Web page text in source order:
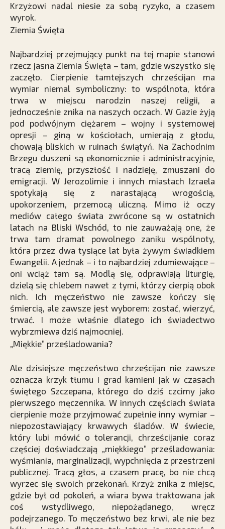
Krzyżowi nadal niesie za sobą ryzyko, a czasem
wyrok.
Ziemia Święta
Najbardziej przejmujący punkt na tej mapie stanowi
rzecz jasna Ziemia Święta – tam, gdzie wszystko się
zaczęło. Cierpienie tamtejszych chrześcijan ma
wymiar niemal symboliczny: to wspólnota, która
trwa w miejscu narodzin naszej religii, a
jednocześnie znika na naszych oczach. W Gazie żyją
pod podwójnym ciężarem – wojny i systemowej
opresji – giną w kościołach, umierają z głodu,
chowają bliskich w ruinach świątyń. Na Zachodnim
Brzegu duszeni są ekonomicznie i administracyjnie,
tracą ziemię, przyszłość i nadzieję, zmuszani do
emigracji. W Jerozolimie i innych miastach Izraela
spotykają się z narastającą wrogością,
upokorzeniem, przemocą uliczną. Mimo iż oczy
mediów całego świata zwrócone są w ostatnich
latach na Bliski Wschód, to nie zauważają one, że
trwa tam dramat powolnego zaniku wspólnoty,
która przez dwa tysiące lat była żywym świadkiem
Ewangelii. A jednak – i to najbardziej zdumiewające –
oni wciąż tam są. Modlą się, odprawiają liturgię,
dzielą się chlebem nawet z tymi, którzy cierpią obok
nich. Ich męczeństwo nie zawsze kończy się
śmiercią, ale zawsze jest wyborem: zostać, wierzyć,
trwać. I może właśnie dlatego ich świadectwo
wybrzmiewa dziś najmocniej.
„Miękkie” prześladowania?
Ale dzisiejsze męczeństwo chrześcijan nie zawsze
oznacza krzyk tłumu i grad kamieni jak w czasach
świętego Szczepana, którego do dziś czcimy jako
pierwszego męczennika. W innych częściach świata
cierpienie może przyjmować zupełnie inny wymiar –
niepozostawiający krwawych śladów. W świecie,
który lubi mówić o tolerancji, chrześcijanie coraz
częściej doświadczają „miękkiego” prześladowania:
wyśmiania, marginalizacji, wypchnięcia z przestrzeni
publicznej. Tracą głos, a czasem pracę, bo nie chcą
wyrzec się swoich przekonań. Krzyż znika z miejsc,
gdzie był od pokoleń, a wiara bywa traktowana jak
coś wstydliwego, niepożądanego, wręcz
podejrzanego. To męczeństwo bez krwi, ale nie bez